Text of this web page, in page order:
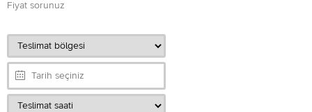
Fiyat sorunuz